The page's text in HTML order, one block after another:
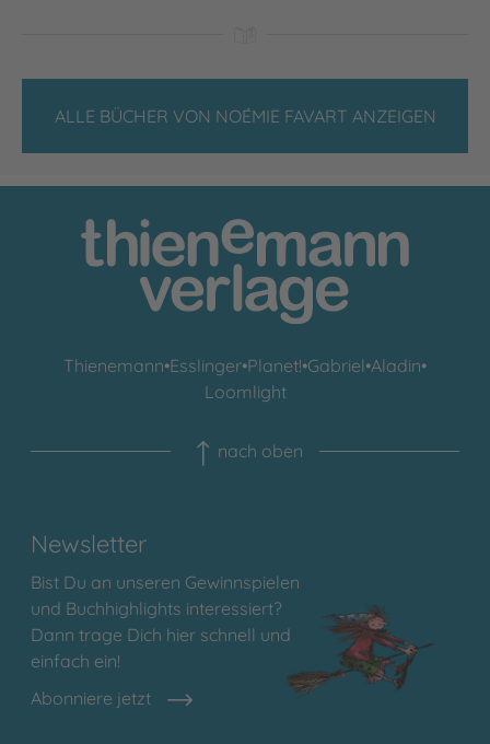
ALLE BÜCHER VON NOÉMIE FAVART ANZEIGEN
Thienemann•Esslinger•Planet!•Gabriel•Aladin•
Loomlight
nach oben
Newsletter
Bist Du an unseren Gewinnspielen
und Buchhighlights interessiert?
Dann trage Dich hier schnell und
einfach ein!
Abonniere jetzt